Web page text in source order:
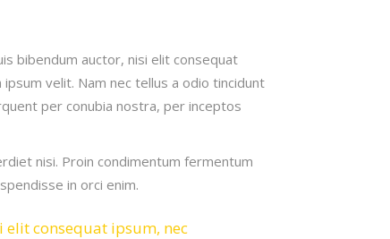
bibendum auctor, nisi elit consequat
velit. Nam nec tellus a odio tincidunt
per conubia nostra, per inceptos
nisi. Proin condimentum fermentum
in orci enim.
consequat ipsum, nec